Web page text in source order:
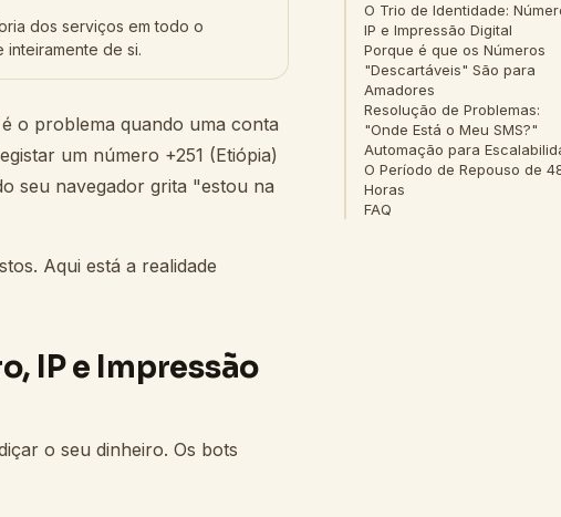
dos serviços em todo o
de si.
o problema quando uma conta
um número +251 (Etiópia)
seu navegador grita "estou na
Aqui está a realidade
IP e Impressão
o seu dinheiro. Os bots
O Trio de Identidade:
IP e Impressão Digital
Porque é que os Números
"Descartáveis" São para
Amadores
Resolução de Problemas:
"Onde Está o Meu SMS?"
Automação para
O Período de Repouso de
Horas
FAQ